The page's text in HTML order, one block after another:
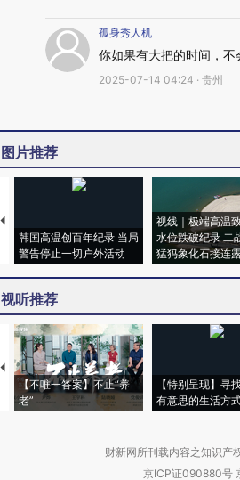
孤身秀人机
你如果有大把的时间，不
2025-07-14 04:24 · 贵州
图片推荐
韩国高温创百年纪录 当局
警告停止一切户外活动
视线｜极端高温
水位跌破纪录 二
猛犸象化石接连
视听推荐
【不唯一答案】不止“养
老”
【特别呈现】寻
有意思的生活方
财新网所刊载内容之知识产
京ICP证090880号